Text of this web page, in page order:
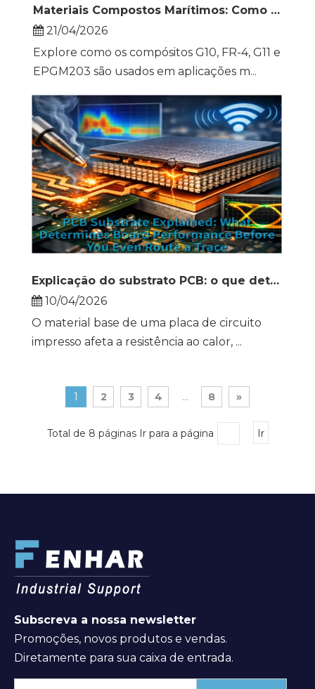
Materiais Compostos Marítimos: Como G10, FR-4, G11 e EPGM203 melhoram a confiabilidade do navio
21/04/2026
Explore como os compósitos G10, FR-4, G11 e
EPGM203 são usados ​​em aplicações m...
Explicação do substrato PCB: o que determina o desempenho da placa antes mesmo de você rotear um rastreamento
10/04/2026
O material base de uma placa de circuito
impresso afeta a resistência ao calor, ...
1 2 3 4 ... 8 »
Total de 8 páginas Ir para a página Ir
Subscreva a nossa newsletter
Promoções, novos produtos e vendas.
Diretamente para sua caixa de entrada.